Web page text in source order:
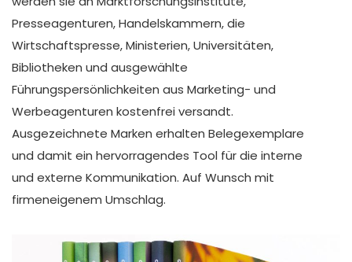
Presseagenturen, Handelskammern, die
Wirtschaftspresse, Ministerien, Universitäten,
Bibliotheken und ausgewählte
Führungspersönlichkeiten aus Marketing- und
Werbeagenturen kostenfrei versandt.
Ausgezeichnete Marken erhalten Belegexemplare
und damit ein hervorragendes Tool für die interne
und externe Kommunikation. Auf Wunsch mit
firmeneigenem Umschlag.